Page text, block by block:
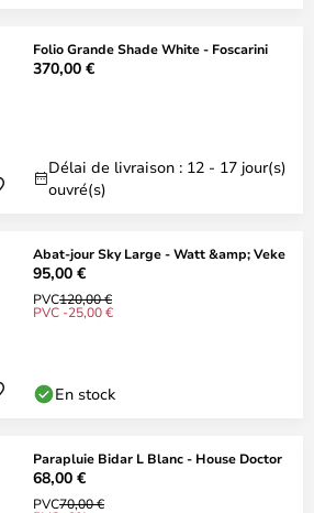
Folio Grande Shade White - Foscarini
370,00 €
Délai de livraison : 12 - 17 jour(s)
ouvré(s)
Abat-jour Sky Large - Watt &amp; Veke
95,00 €
PVC120,00 €
PVC -25,00 €
En stock
Parapluie Bidar L Blanc - House Doctor
68,00 €
PVC70,00 €